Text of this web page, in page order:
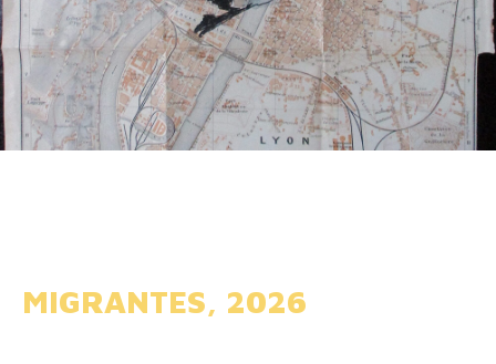
MIGRANTES, 2026